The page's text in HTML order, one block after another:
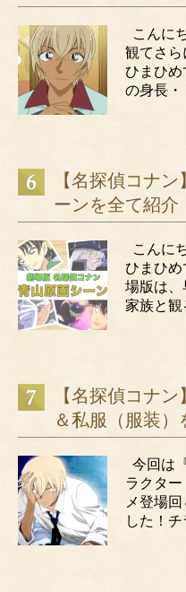
こんに
観てさら
ひまひ
の身長・
【名探偵コナ
ーンを全て紹介
こんに
ひまひめ
場版は、
家族と観
【名探偵コナ
＆私服（服装）
今回は
ラクタ
メ登場
した！